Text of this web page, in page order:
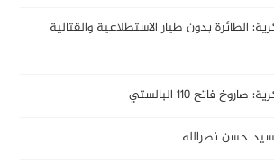
الطائرة بدون طيار الاستطلاعية والقتالية
فاتح 110 البالستي
حسن نصرالله